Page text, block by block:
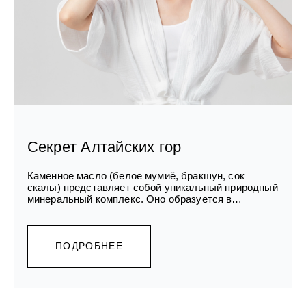
Секрет Алтайских гор
Каменное масло (белое мумиё, бракшун, сок
скалы) представляет собой уникальный природный
минеральный комплекс. Оно образуется в
ПОДРОБНЕЕ